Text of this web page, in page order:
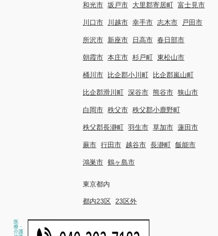
和光市 坂戸市 大里郡寄居町 富士見市
川口市 川越市 幸手市 志木市 戸田市
所沢市 新座市 日高市 春日部市
朝霞市 本庄市 杉戸町 東松山市
桶川市 比企郡小川町 比企郡嵐山町
比企郡滑川町 深谷市 熊谷市 狭山市
白岡市 秩父市 秩父郡小鹿野町
秩父郡長瀞町 羽生市 草加市 蓮田市
蕨市 行田市 越谷市 長瀞町 飯能市
鴻巣市 鶴ヶ島市
東京都内
都内23区 23区外
医
療・
介護